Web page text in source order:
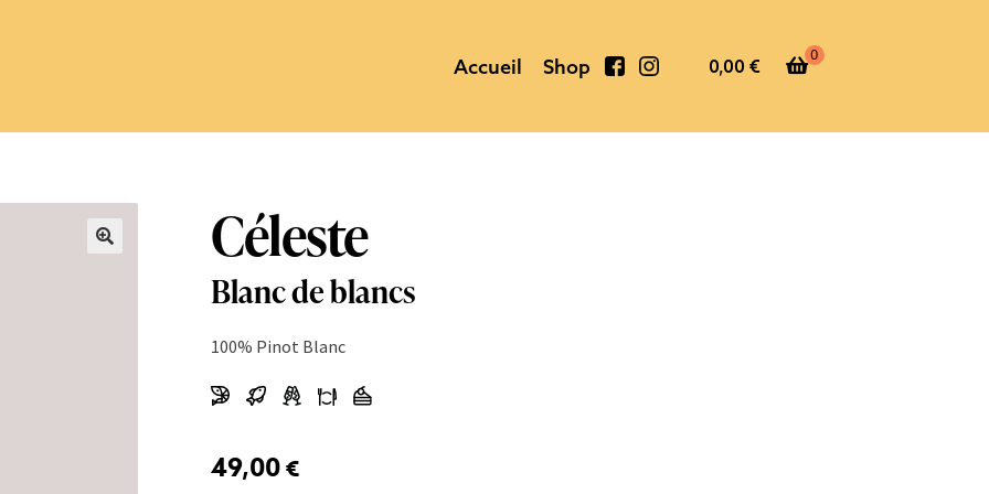
Accueil Shop
FacebInstag
0,00 €
0
Céleste
Blanc de blancs
100% Pinot Blanc
49,00€